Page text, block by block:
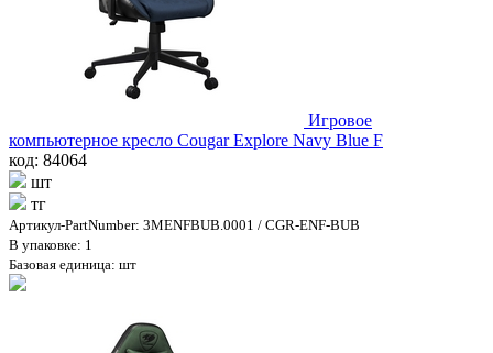
Игровое
компьютерное кресло Cougar Explore Navy Blue F
код: 84064
шт
тг
Артикул-PartNumber: 3MENFBUB.0001 / CGR-ENF-BUB
В упаковке: 1
Базовая единица: шт